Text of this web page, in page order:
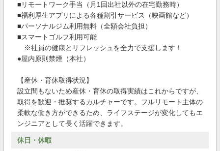
■リモートワーク手当（月1回出社以外の在宅勤務時）
■福利厚生アプリによる各種割引サービス（映画館など）
■パーソナルジム利用無料（全額会社負担）
■スマートゴルフ利用可能
※社員の健康とリフレッシュを全力で支援します！
●屋内原則禁煙（本社）
【産休・育休取得状況】
設立間もないため産休・育休の取得実績はこれからですが、
取得を歓迎・推奨するカルチャーです。フルリモート主体の
柔軟な働き方ができるため、ライフステージが変化してもエ
ンジニアとして長く活躍できます。
休日・休暇